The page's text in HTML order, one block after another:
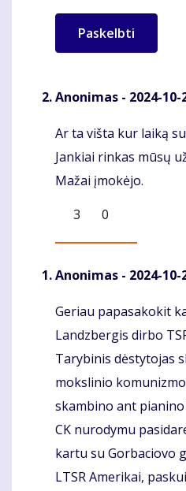
Anonimas - 2024-10-
Komentaras
Ar ta višta kur laiką
Jankiai rinkas mūsų
Mažai įmokėjo.
3
0
Anonimas - 2024-10-
Komentaras
Geriau papasakokit
Landzbergis dirbo
Tarybinis dėstytojas
mokslinio
skambino ant pianino
CK nurodymu
kartu su Gorbaciovo
LTSR Amerikai,